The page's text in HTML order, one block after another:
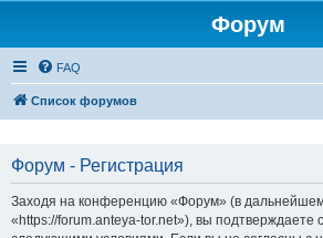
Форум
FAQ
Список форумов
Форум - Регистрация
Заходя на конференцию «Форум» (в
«https://forum.anteya-tor.net»), вы подтверждаете